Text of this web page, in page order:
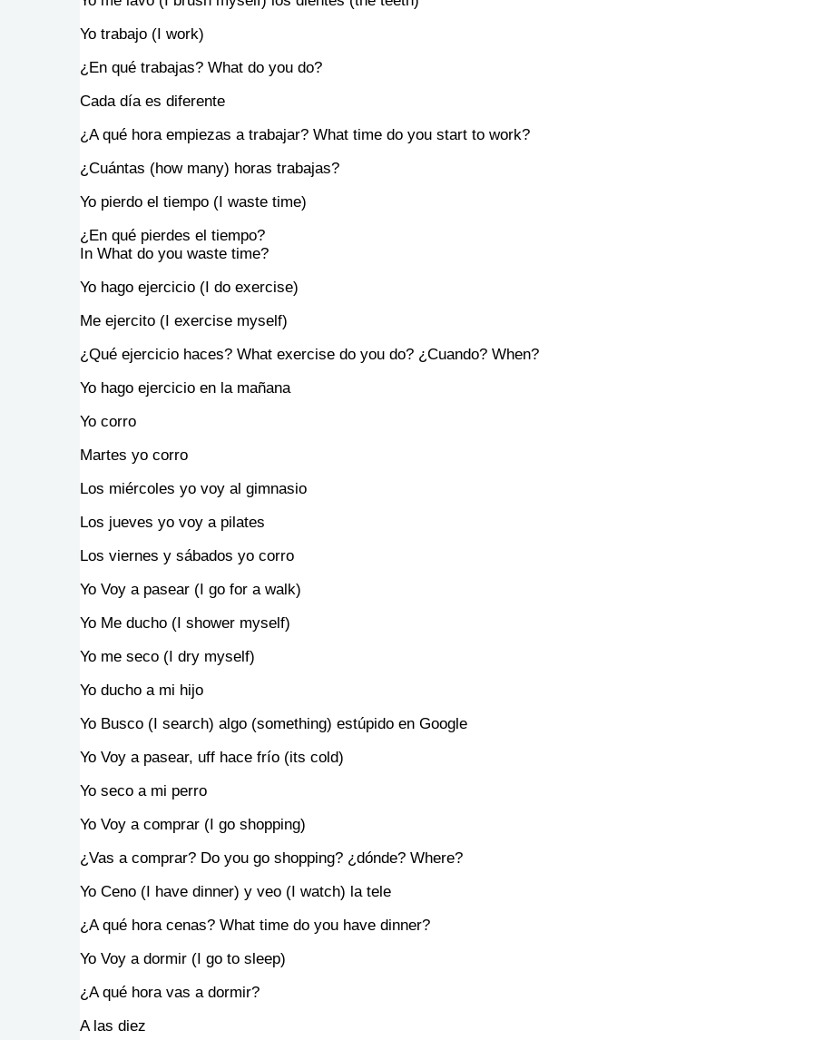
Yo trabajo (I work)
¿En qué trabajas? What do you do?
Cada día es diferente
¿A qué hora empiezas a trabajar? What time do you start to work?
¿Cuántas (how many) horas trabajas?
Yo pierdo el tiempo (I waste time)
¿En qué pierdes el tiempo?
In What do you waste time?
Yo hago ejercicio (I do exercise)
Me ejercito (I exercise myself)
¿Qué ejercicio haces? What exercise do you do? ¿Cuando? When?
Yo hago ejercicio en la mañana
Yo corro
Martes yo corro
Los miércoles yo voy al gimnasio
Los jueves yo voy a pilates
Los viernes y sábados yo corro
Yo Voy a pasear (I go for a walk)
Yo Me ducho (I shower myself)
Yo me seco (I dry myself)
Yo ducho a mi hijo
Yo Busco (I search) algo (something) estúpido en Google
Yo Voy a pasear, uff hace frío (its cold)
Yo seco a mi perro
Yo Voy a comprar (I go shopping)
¿Vas a comprar? Do you go shopping? ¿dónde? Where?
Yo Ceno (I have dinner) y veo (I watch) la tele
¿A qué hora cenas? What time do you have dinner?
Yo Voy a dormir (I go to sleep)
¿A qué hora vas a dormir?
A las diez